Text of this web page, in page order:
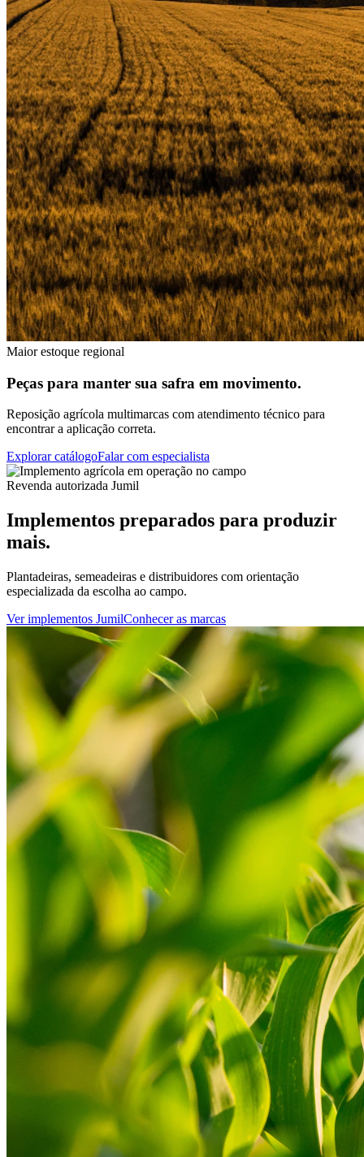
Maior estoque regional
Peças para manter sua safra em movimento.
Reposição agrícola multimarcas com atendimento técnico para
encontrar a aplicação correta.
Explorar catálogoFalar com especialista
Revenda autorizada Jumil
Implementos preparados para produzir
mais.
Plantadeiras, semeadeiras e distribuidores com orientação
especializada da escolha ao campo.
Ver implementos JumilConhecer as marcas